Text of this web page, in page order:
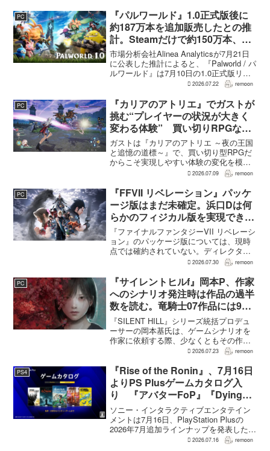
作と変わることで、これまで見られなか
った一面がよ...
PC
『パルワールド』1.0正式版後に
約187万本を追加販売したとの推
計。Steamだけで約150万本、累
計3050万本規模
市場分析会社Alinea Analyticsが7月21日
に公表した推計によると、『Palworld / パ
ルワールド』は7月10日の1.0正式版リリ
ース後、Steamで約150万本、PS5で約30
各プ...
2026.07.22 remoon
PC
『カリアのアトリエ』でガストが
挑む“プレイヤーの状況が大きく
変わる体験” 買い切りRPGなら
ではの変化とは
ガストは『カリアのアトリエ ～夜の王国
と追憶の道標～』で、買い切り型RPGだ
からこそ実現しやすい体験の変化を模索
している。大型の運営型ゲームが継続的
かで、同社はキャラクターやビジュアル
の魅力だけでなく、ゲ...
2026.07.09 remoon
PC
『FFVII リベレーション』パッケ
ージ版はまだ未確定。浜口Dは何
らかのフィジカル版を実現できる
よう調整中
『ファイナルファンタジーVII リベレーシ
ョン』のパッケージ版については、現時
点では確約されていない。ディレクター
の浜口直樹氏によると、具体的な商品ラ
フィジカル版を実現できるよう調整を進
めているという。G...
2026.07.30 remoon
PC
『サイレントヒルf』岡本P、作家
へのシナリオ発注時は作品の過半
数を読む。竜騎士07作品には9割
以上目を通す
『SILENT HILL』シリーズ統括プロデュ
ーサーの岡本基氏は、ゲームシナリオを
作家に依頼する際、少なくともその作家
の作品の過半数に目を通すという。作家
たうえで物語を任せるためだ。電ファミ
ニコゲーマーが...
2026.07.23 remoon
PS4
『Rise of the Ronin』、7月16日
よりPS Plusゲームカタログ入
り 『アバターFoP』『Dying
Light』なども順次配信
ソニー・インタラクティブエンタテイン
メントは7月16日、PlayStation Plusの
2026年7月追加ラインナップを発表した。
幕末の日本を舞台とするTeam NINJAのオ
2026.07.16 remoon